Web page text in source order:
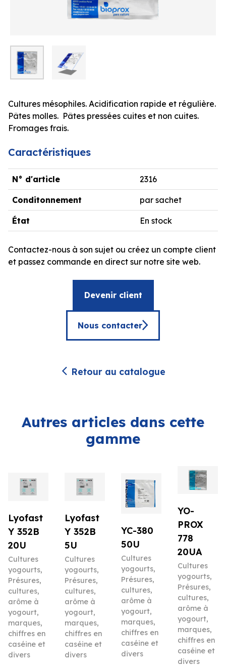
Cultures mésophiles. Acidification rapide et régulière.
Pâtes molles. Pâtes pressées cuites et non cuites.
Fromages frais.
Caractéristiques
N° d'article 2316
Conditonnement par sachet
État En stock
Contactez-nous à son sujet ou créez un compte client
et passez commande en direct sur notre site web.
Devenir client
Nous contacter
Retour au catalogue
Autres articles dans cette
gamme
Lyofast
Y 352B
20U
Cultures
yogourts,
Présures,
cultures,
arôme à
yogourt,
marques,
chiffres en
caséine et
divers
Lyofast
Y 352B
5U
Cultures
yogourts,
Présures,
cultures,
arôme à
yogourt,
marques,
chiffres en
caséine et
divers
YC-380
50U
Cultures
yogourts,
Présures,
cultures,
arôme à
yogourt,
marques,
chiffres en
caséine et
divers
YO-
PROX
778
20UA
Cultures
yogourts,
Présures,
cultures,
arôme à
yogourt,
marques,
chiffres en
caséine et
divers